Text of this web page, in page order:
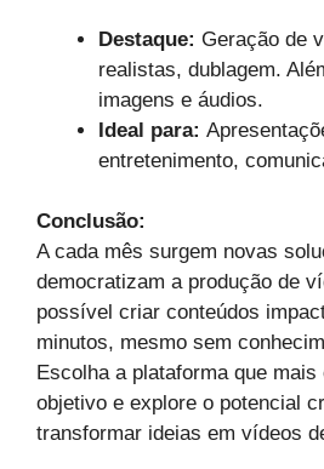
Destaque: Geração de
realistas, dublagem.
imagens e áudios.
Ideal para:
entretenimento,
Conclusão:
A cada mês surgem novas
democratizam a produção de
possível criar conteúdos
minutos, mesmo sem
Escolha a plataforma que
objetivo e explore o potencial
transformar ideias em vídeos